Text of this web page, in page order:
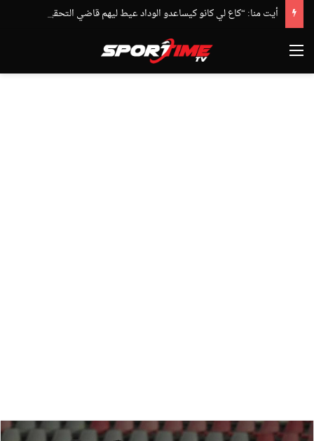
القائمة